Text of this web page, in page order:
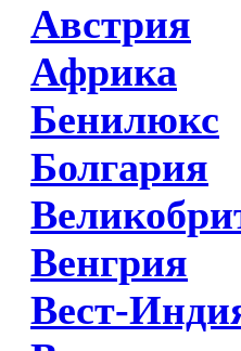
Австрия
Африка
Бенилюкс
Болгария
Венгрия
Вест-